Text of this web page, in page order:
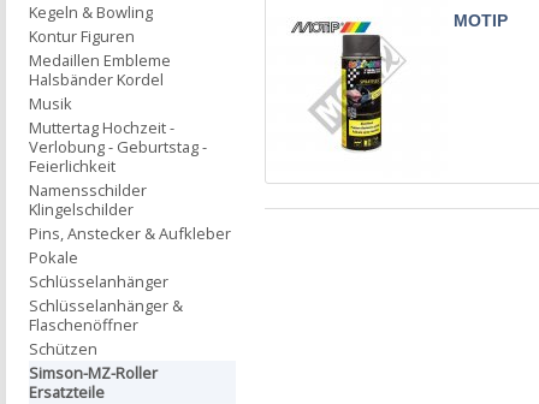
MOTIP
Kegeln & Bowling
Kontur Figuren
Medaillen Embleme
Halsbänder Kordel
Musik
Muttertag Hochzeit -
Verlobung - Geburtstag -
Feierlichkeit
Namensschilder
Klingelschilder
Pins, Anstecker & Aufkleber
Pokale
Schlüsselanhänger
Schlüsselanhänger &
Flaschenöffner
Schützen
Simson-MZ-Roller
Ersatzteile